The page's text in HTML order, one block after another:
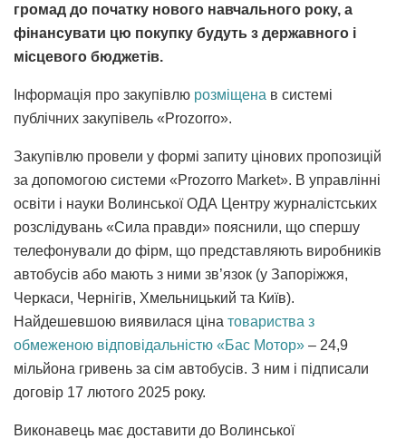
громад до початку нового навчального року, а
фінансувати цю покупку будуть з державного і
місцевого бюджетів.
Інформація про закупівлю розміщена в системі
публічних закупівель «Prozorro».
Закупівлю провели у формі запиту цінових пропозицій
за допомогою системи «Prozorro Market». В управлінні
освіти і науки Волинської ОДА Центру журналістських
розслідувань «Сила правди» пояснили, що спершу
телефонували до фірм, що представляють виробників
автобусів або мають з ними зв’язок (у Запоріжжя,
Черкаси, Чернігів, Хмельницький та Київ).
Найдешевшою виявилася ціна товариства з
обмеженою відповідальністю «Бас Мотор» – 24,9
мільйона гривень за сім автобусів. З ним і підписали
договір 17 лютого 2025 року.
Виконавець має доставити до Волинської